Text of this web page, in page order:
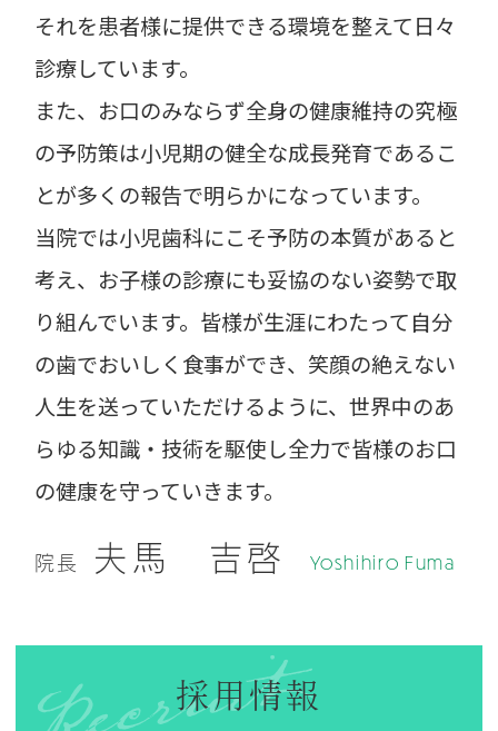
それを患者様に提供できる環境を整えて日々
診療しています。
また、お口のみならず全身の健康維持の究極
の予防策は小児期の健全な成長発育であるこ
とが多くの報告で明らかになっています。
当院では小児歯科にこそ予防の本質があると
考え、お子様の診療にも妥協のない姿勢で取
り組んでいます。皆様が生涯にわたって自分
の歯でおいしく食事ができ、笑顔の絶えない
人生を送っていただけるように、世界中のあ
らゆる知識・技術を駆使し全力で皆様のお口
の健康を守っていきます。
院長 夫馬 吉啓 Yoshihiro Fuma
採用情報